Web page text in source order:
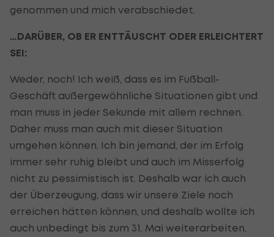
genommen und mich verabschiedet.
…DARÜBER, OB ER ENTTÄUSCHT ODER ERLEICHTERT
SEI:
Weder, noch! Ich weiß, dass es im Fußball-
Geschäft außergewöhnliche Situationen gibt und
man muss in jeder Sekunde mit allem rechnen.
Daher muss man auch mit dieser Situation
umgehen können. Ich bin jemand, der im Erfolg
immer sehr ruhig bleibt und auch im Misserfolg
nicht zu pessimistisch ist. Deshalb war ich auch
der Überzeugung, dass wir unsere Ziele noch
erreichen hätten können, und deshalb wollte ich
auch unbedingt bis zum 31. Mai weiterarbeiten.